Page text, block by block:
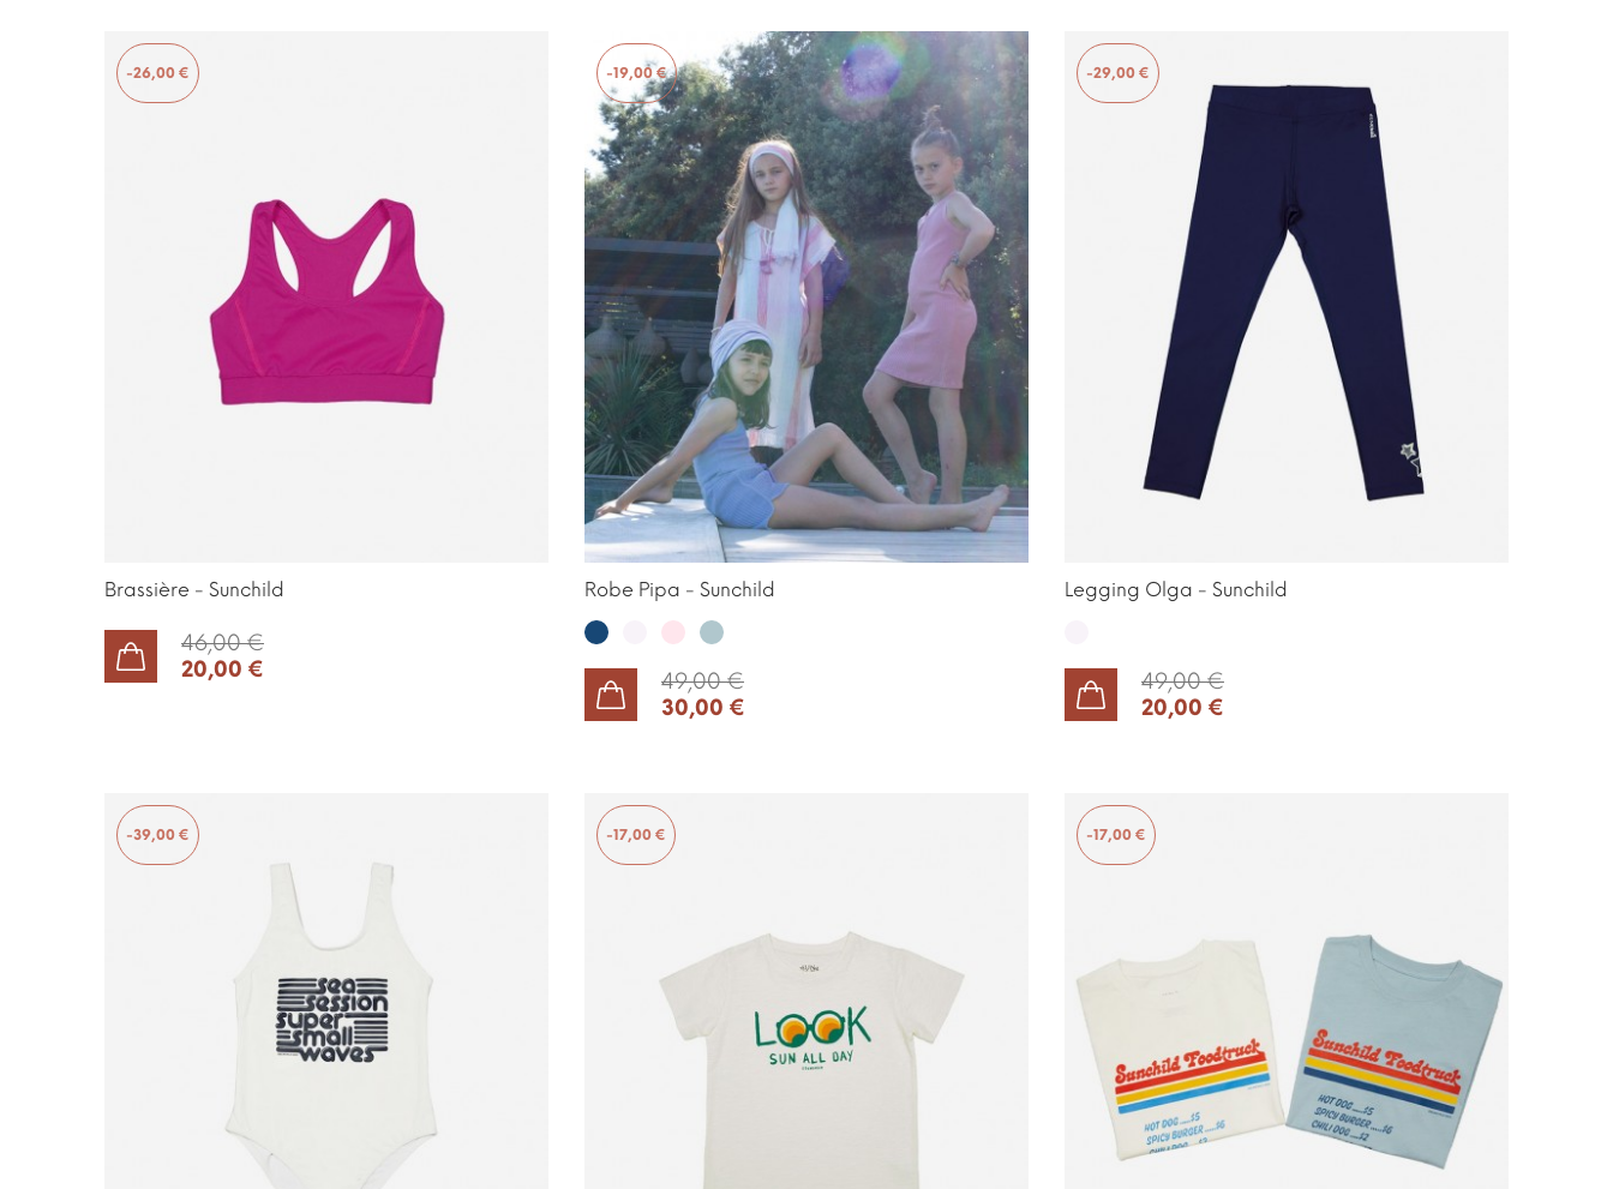
-26,00 €
Brassière - Sunchild
46,00 €
20,00 €
-19,00 €
Robe Pipa - Sunchild
SamouraiRoseLac
49,00 €
30,00 €
-29,00 €
Legging Olga - Sunchild
49,00 €
20,00 €
-39,00 € -17,00 € -17,00 €